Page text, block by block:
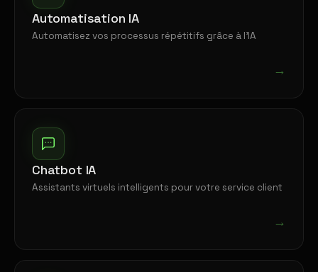
Automatisation IA
Automatisez vos processus répétitifs grâce à l'IA
→
Chatbot IA
Assistants virtuels intelligents pour votre service client
→